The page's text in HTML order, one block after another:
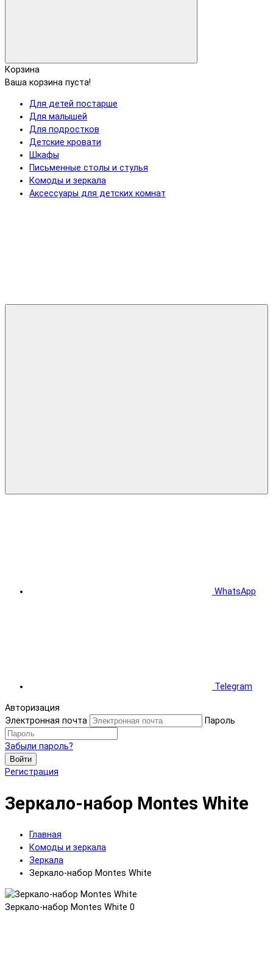
Корзина
Ваша корзина пуста!
Для детей постарше
Для малышей
Для подростков
Детские кровати
Шкафы
Письменные столы и стулья
Комоды и зеркала
Аксессуары для детских комнат
WhatsApp
Telegram
Авторизация
Электронная почта
Пароль
Забыли пароль?
Войти
Регистрация
Зеркало-набор Montes White
Главная
Комоды и зеркала
Зеркала
Зеркало-набор Montes White
Зеркало-набор Montes White 0